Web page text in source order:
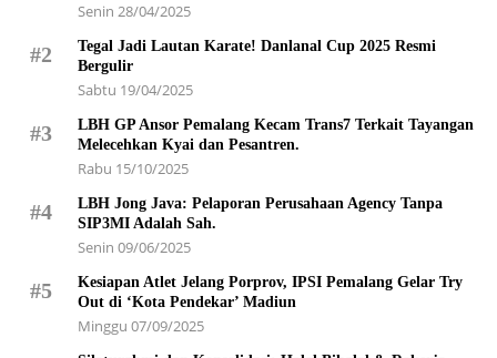
Senin 28/04/2025
#2
Tegal Jadi Lautan Karate! Danlanal Cup 2025 Resmi
Bergulir
Sabtu 19/04/2025
#3
LBH GP Ansor Pemalang Kecam Trans7 Terkait Tayangan
Melecehkan Kyai dan Pesantren.
Rabu 15/10/2025
#4
LBH Jong Java: Pelaporan Perusahaan Agency Tanpa
SIP3MI Adalah Sah.
Senin 09/06/2025
#5
Kesiapan Atlet Jelang Porprov, IPSI Pemalang Gelar Try
Out di ‘Kota Pendekar’ Madiun
Minggu 07/09/2025